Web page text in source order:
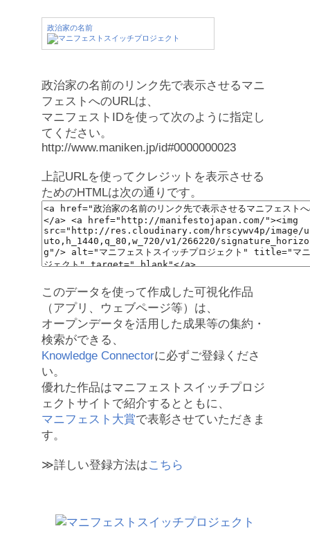
政治家の名前
政治家の名前のリンク先で表示させるマニ
フェストへのURLは、
マニフェストIDを使って次のように指定し
てください。
http://www.maniken.jp/id#0000000023
上記URLを使ってクレジットを表示させる
ためのHTMLは次の通りです。
このデータを使って作成した可視化作品
（アプリ、ウェブページ等）は、
オープンデータを活用した成果等の集約・
検索ができる、
Knowledge Connectorに必ずご登録くださ
い。
優れた作品はマニフェストスイッチプロジ
ェクトサイトで紹介するとともに、
マニフェスト大賞で表彰させていただきま
す。
≫詳しい登録方法はこちら